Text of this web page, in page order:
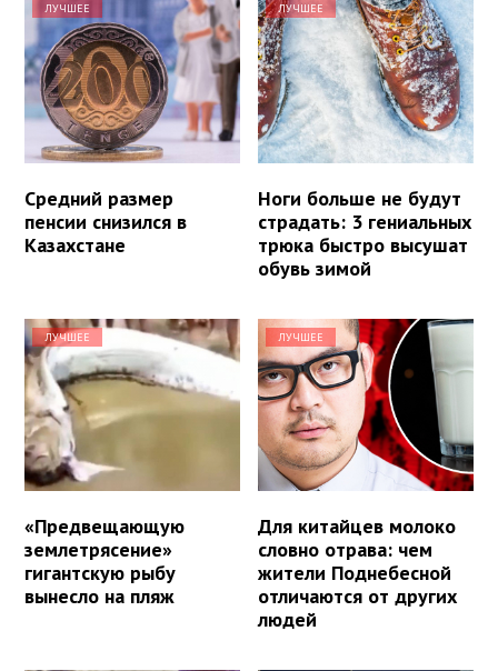
ЛУЧШЕЕ
Средний размер
пенсии снизился в
Казахстане
ЛУЧШЕЕ
Ноги больше не будут
страдать: 3 гениальных
трюка быстро высушат
обувь зимой
ЛУЧШЕЕ
«Предвещающую
землетрясение»
гигантскую рыбу
вынесло на пляж
ЛУЧШЕЕ
Для китайцев молоко
словно отрава: чем
жители Поднебесной
отличаются от других
людей